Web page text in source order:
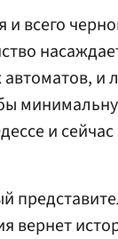
и всего
и
и
вернет